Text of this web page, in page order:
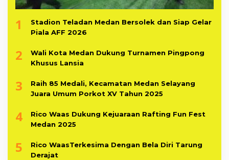
1
Stadion Teladan Medan Bersolek dan Siap Gelar
Piala AFF 2026
2
Wali Kota Medan Dukung Turnamen Pingpong
Khusus Lansia
3
Raih 85 Medali, Kecamatan Medan Selayang
Juara Umum Porkot XV Tahun 2025
4
Rico Waas Dukung Kejuaraan Rafting Fun Fest
Medan 2025
5
Rico WaasTerkesima Dengan Bela Diri Tarung
Derajat